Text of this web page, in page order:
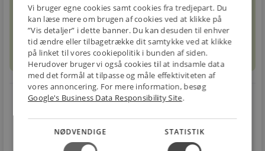
circleForventet leveringstid: 5-8 hverdageinfo
sellPrismatchinfo
E-MÆRKET
Handle trygt hos
local_shipping
BILLIG
30 DAGES
RETUR
Nem returnering
Vi bruger egne cookies samt cookies fra tredjepart. Du
kan læse mere om brugen af cookies ved at klikke på
”Vis detaljer” i dette banner. Du kan desuden til enhver
tid ændre eller tilbagetrække dit samtykke ved at klikke
på linket til vores cookiepolitik i bunden af siden.
Herudover bruger vi også cookies til at indsamle data
med det formål at tilpasse og måle effektiviteten af
vores annoncering. For mere information, besøg
Google's Business Data Responsibility Site.
NØDVENDIGE STATISTIK